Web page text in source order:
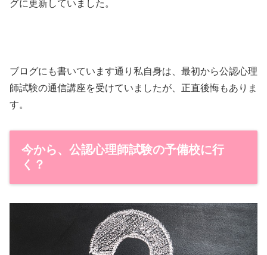
グに更新していました。
ブログにも書いています通り私自身は、最初から公認心理
師試験の通信講座を受けていましたが、正直後悔もありま
す。
今から、公認心理師試験の予備校に行
く？